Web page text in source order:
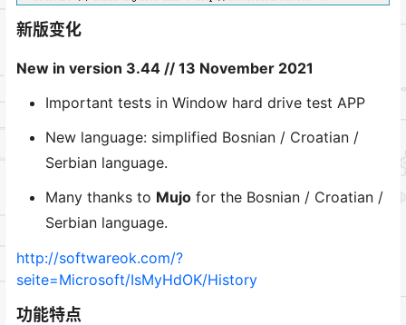
新版变化
New in version 3.44 // 13 November 2021
Important tests in Window hard drive test APP
New language: simplified Bosnian / Croatian /
Serbian language.
Many thanks to Mujo for the Bosnian / Croatian /
Serbian language.
http://softwareok.com/?
seite=Microsoft/IsMyHdOK/History
功能特点